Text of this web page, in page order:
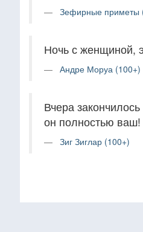
Зефирные приметы
Ночь с женщиной,
Андре Моруа (100+)
Вчера
он полностью ваш!
Зиг Зиглар (100+)